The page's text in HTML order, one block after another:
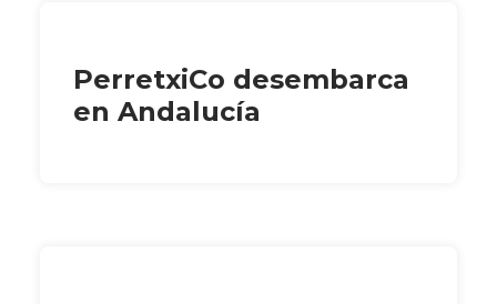
PerretxiCo desembarca
en Andalucía